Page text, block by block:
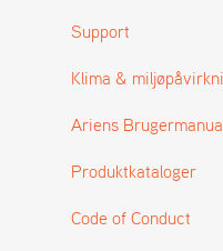
Support
Klima &
Ariens
Produktkataloger
Code of Conduct